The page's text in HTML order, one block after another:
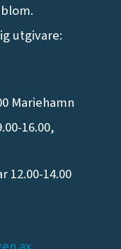
utgivare:
Mariehamn
16.00,
12.00-14.00